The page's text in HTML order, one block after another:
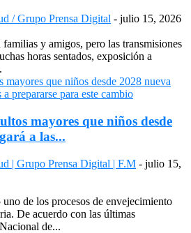
/ Grupo Prensa Digital - julio 15, 2026
y amigos, pero las transmisiones
horas sentados, exposición a
mayores que niños desde
a las...
| Grupo Prensa Digital | F.M - julio 15,
de los procesos de envejecimiento
De acuerdo con las últimas
de...